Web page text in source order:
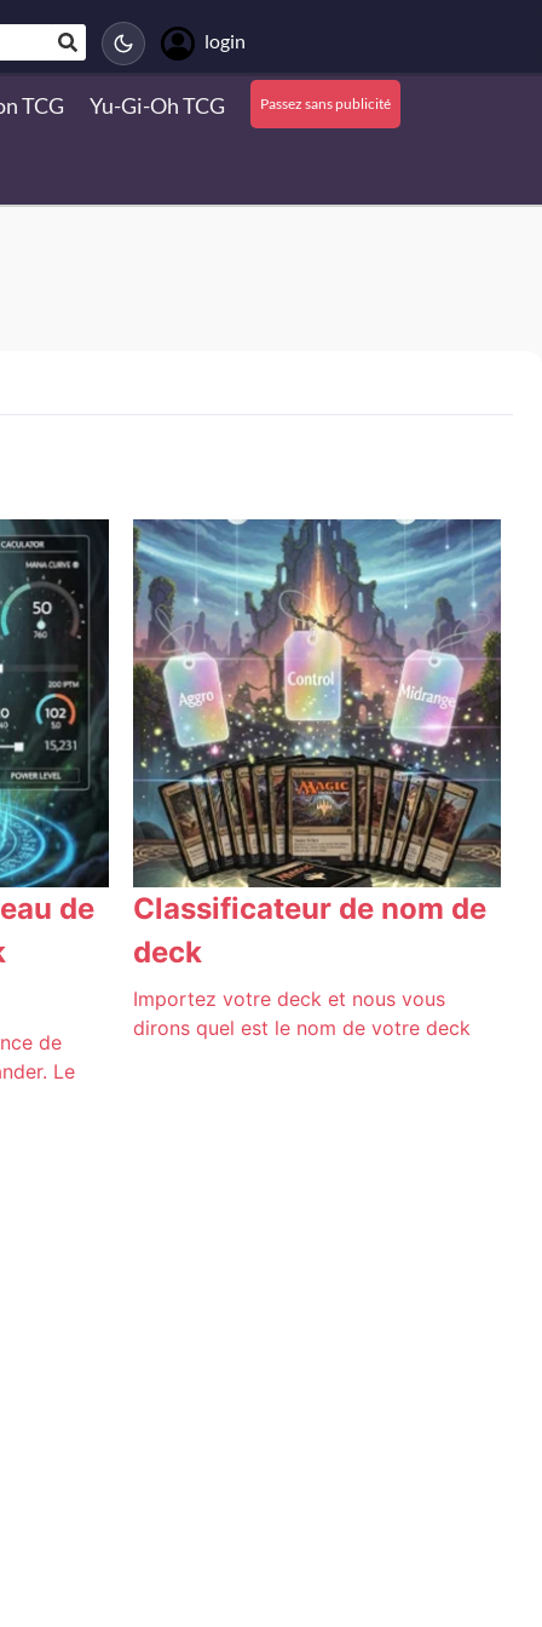
login
TCG Yu-Gi-Oh TCG Passez sans publicité
de
de
Le
Classificateur de nom de
deck
Importez votre deck et nous vous
dirons quel est le nom de votre deck